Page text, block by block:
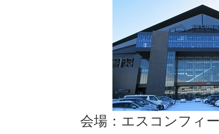
会場：エスコンフィ